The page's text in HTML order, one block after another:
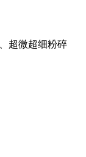
超微超细粉碎